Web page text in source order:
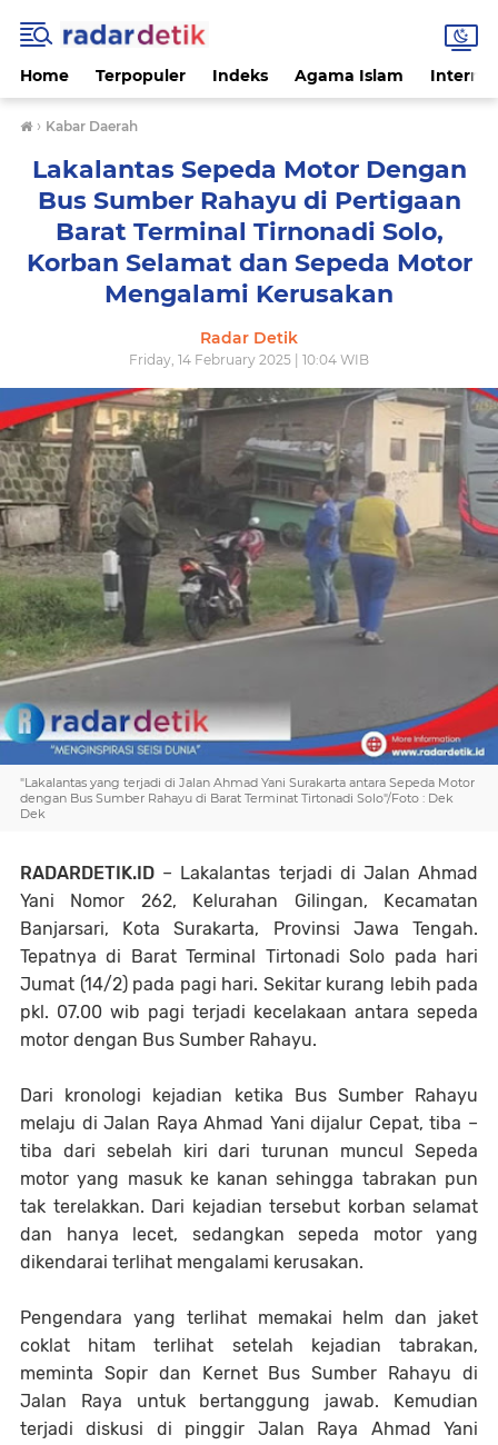
Home Terpopuler Indeks Agama Islam
› Kabar Daerah
Lakalantas Sepeda Motor Dengan
Bus Sumber Rahayu di Pertigaan
Barat Terminal Tirnonadi Solo,
Korban Selamat dan Sepeda Motor
Mengalami Kerusakan
Radar Detik
Friday, 14 February 2025 | 10:04 WIB
"Lakalantas yang terjadi di Jalan Ahmad Yani Surakarta antara Sepeda Motor
dengan Bus Sumber Rahayu di Barat Terminat Tirtonadi Solo"/Foto : Dek
Dek
RADARDETIK.ID – Lakalantas terjadi di Jalan Ahmad
Yani Nomor 262, Kelurahan Gilingan, Kecamatan
Banjarsari, Kota Surakarta, Provinsi Jawa Tengah.
Tepatnya di Barat Terminal Tirtonadi Solo pada hari
Jumat (14/2) pada pagi hari. Sekitar kurang lebih pada
pkl. 07.00 wib pagi terjadi kecelakaan antara sepeda
motor dengan Bus Sumber Rahayu.
Dari kronologi kejadian ketika Bus Sumber Rahayu
melaju di Jalan Raya Ahmad Yani dijalur Cepat, tiba –
tiba dari sebelah kiri dari turunan muncul Sepeda
motor yang masuk ke kanan sehingga tabrakan pun
tak terelakkan. Dari kejadian tersebut korban selamat
dan hanya lecet, sedangkan sepeda motor yang
dikendarai terlihat mengalami kerusakan.
Pengendara yang terlihat memakai helm dan jaket
coklat hitam terlihat setelah kejadian tabrakan,
meminta Sopir dan Kernet Bus Sumber Rahayu di
Jalan Raya untuk bertanggung jawab. Kemudian
terjadi diskusi di pinggir Jalan Raya Ahmad Yani